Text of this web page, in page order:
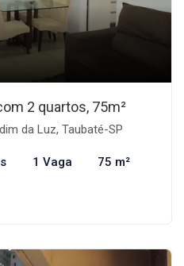
2 quartos, 75m²
da Luz, Taubaté-SP
1 Vaga 75 m²